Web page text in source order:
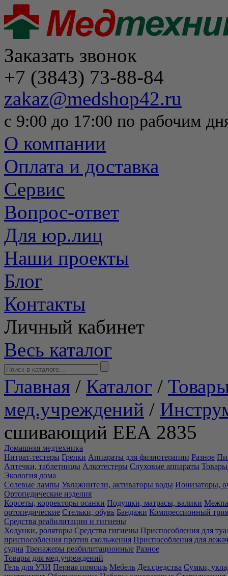
Заказать звонок
+7 (3843) 73-88-84
zakaz@medshop42.ru
с 9:00 до 17:00 по рабочим
О компании
Оплата и доставка
Сервис
Вопрос-ответ
Для юр.лиц
Наши проекты
Блог
Контакты
Личный кабинет
Весь каталог
Главная / Каталог /
мед.учреждений /
сшивающий ЕЕА 2835
Домашняя медтехника
Нитрат-тестеры Грелки Аппараты для физиотерапии Разное
Аптечки, таблетницы Алкотестеры Слуховые аппараты Товары
Экология дома
Солевые лампы Увлажнители, активаторы воды Ионизаторы,
Ортопедические изделия
Корсеты, корректоры осанки Подушки, матрасы, валики
ортопедические Стельки, обувь Бандажи Компрессионный
Средства реабилитации и гигиены
Ходунки, роляторы Средства гигиены Приспособления для
приспособления против скольжения Приспособления для
судна Тренажеры реабилитационные Разное
Товары для мед.учреждений
Гель для УЗИ Первая помощь Мебель Дез.средства Сумки,